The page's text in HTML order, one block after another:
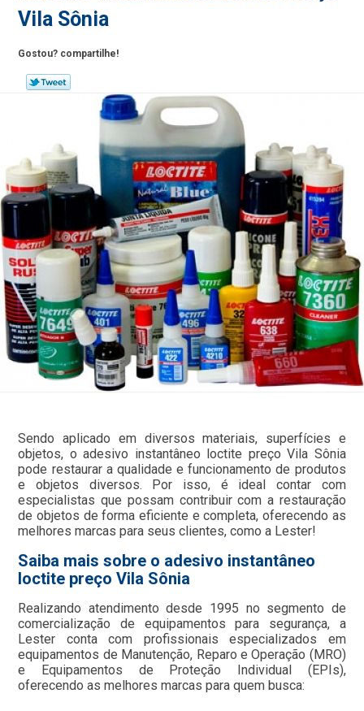
Vila Sônia
Gostou? compartilhe!
Sendo aplicado em diversos materiais, superfícies e
objetos, o adesivo instantâneo loctite preço Vila Sônia
pode restaurar a qualidade e funcionamento de produtos
e objetos diversos. Por isso, é ideal contar com
especialistas que possam contribuir com a restauração
de objetos de forma eficiente e completa, oferecendo as
melhores marcas para seus clientes, como a Lester!
Saiba mais sobre o adesivo instantâneo
loctite preço Vila Sônia
Realizando atendimento desde 1995 no segmento de
comercialização de equipamentos para segurança, a
Lester conta com profissionais especializados em
equipamentos de Manutenção, Reparo e Operação (MRO)
e Equipamentos de Proteção Individual (EPIs),
oferecendo as melhores marcas para quem busca: